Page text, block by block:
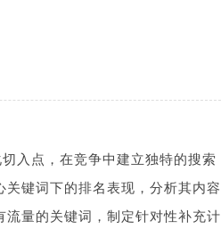
入点，在竞争中建立独特的搜索
键词下的排名表现，分析其内容
量的关键词，制定针对性补充计